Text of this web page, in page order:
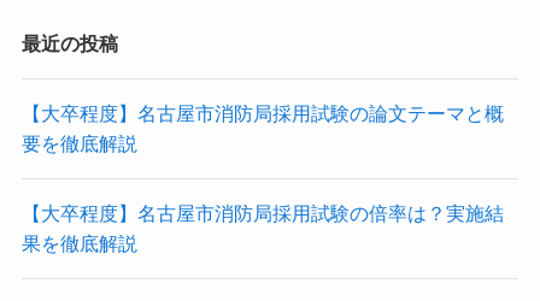
最近の投稿
【大卒程度】名古屋市消防局採用試験の論文テーマと概
要を徹底解説
【大卒程度】名古屋市消防局採用試験の倍率は？実施結
果を徹底解説